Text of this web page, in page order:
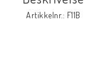
Artikkelnr.: F11B